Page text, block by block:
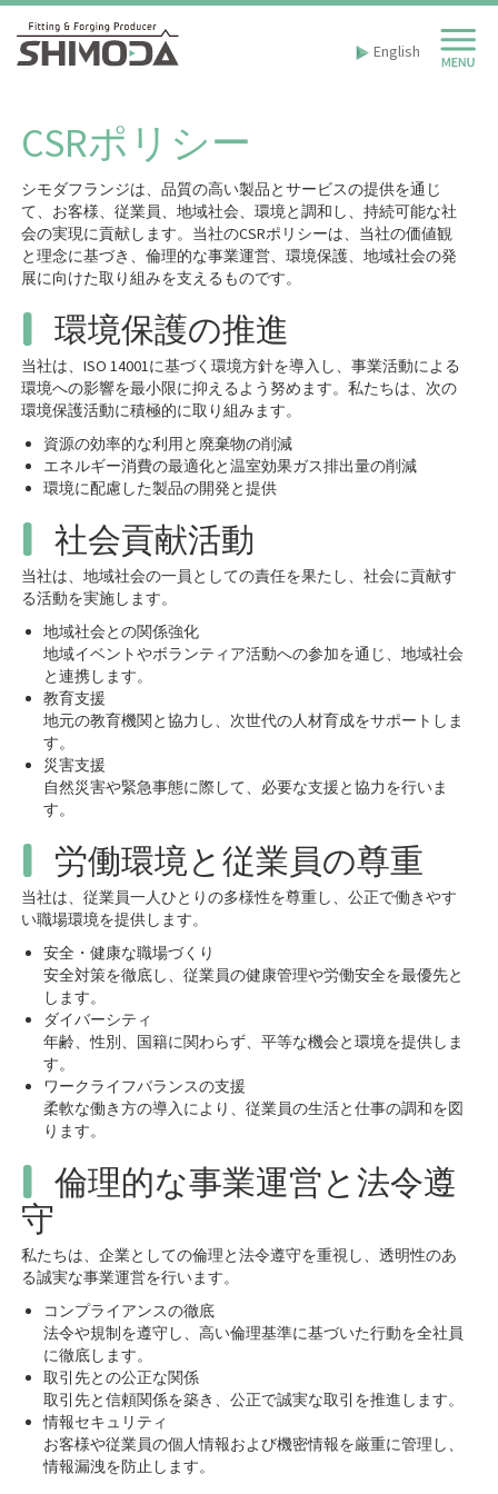
English
CSRポリシー
シモダフランジは、品質の高い製品とサービスの提供を通じ
て、お客様、従業員、地域社会、環境と調和し、持続可能な社
会の実現に貢献します。当社のCSRポリシーは、当社の価値観
と理念に基づき、倫理的な事業運営、環境保護、地域社会の発
展に向けた取り組みを支えるものです。
環境保護の推進
当社は、ISO 14001に基づく環境方針を導入し、事業活動による
環境への影響を最小限に抑えるよう努めます。私たちは、次の
環境保護活動に積極的に取り組みます。
資源の効率的な利用と廃棄物の削減
エネルギー消費の最適化と温室効果ガス排出量の削減
環境に配慮した製品の開発と提供
社会貢献活動
当社は、地域社会の一員としての責任を果たし、社会に貢献す
る活動を実施します。
地域社会との関係強化
地域イベントやボランティア活動への参加を通じ、地域社会
と連携します。
教育支援
地元の教育機関と協力し、次世代の人材育成をサポートしま
す。
災害支援
自然災害や緊急事態に際して、必要な支援と協力を行いま
す。
労働環境と従業員の尊重
当社は、従業員一人ひとりの多様性を尊重し、公正で働きやす
い職場環境を提供します。
安全・健康な職場づくり
安全対策を徹底し、従業員の健康管理や労働安全を最優先と
します。
ダイバーシティ
年齢、性別、国籍に関わらず、平等な機会と環境を提供しま
す。
ワークライフバランスの支援
柔軟な働き方の導入により、従業員の生活と仕事の調和を図
ります。
倫理的な事業運営と法令遵
守
私たちは、企業としての倫理と法令遵守を重視し、透明性のあ
る誠実な事業運営を行います。
コンプライアンスの徹底
法令や規制を遵守し、高い倫理基準に基づいた行動を全社員
に徹底します。
取引先との公正な関係
取引先と信頼関係を築き、公正で誠実な取引を推進します。
情報セキュリティ
お客様や従業員の個人情報および機密情報を厳重に管理し、
情報漏洩を防止します。